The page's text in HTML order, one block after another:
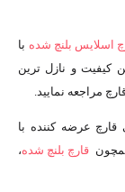
اسلایس بلنچ شده با
کیفیت و نازل ترین
مراجعه نمایید.
قارچ عرضه کننده با
قارچ بلنچ شده،